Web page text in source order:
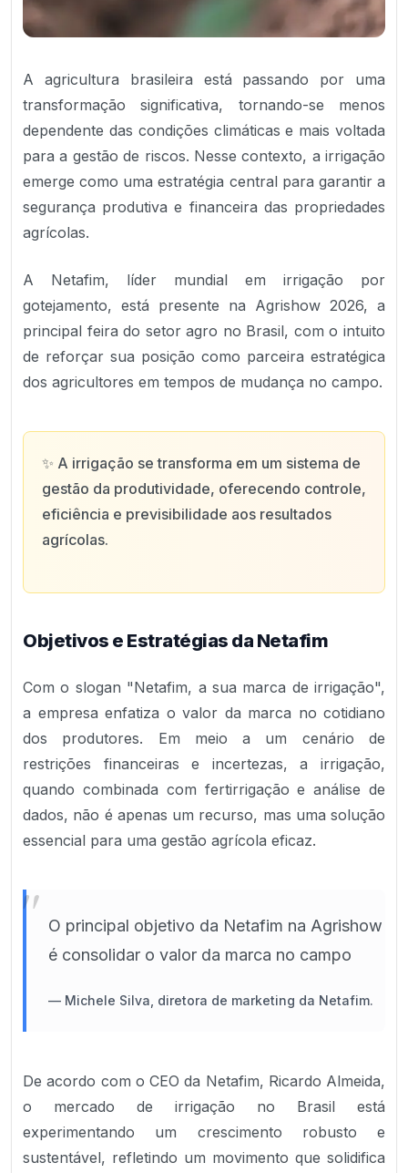
A agricultura brasileira está passando por uma
transformação significativa, tornando-se menos
dependente das condições climáticas e mais voltada
para a gestão de riscos. Nesse contexto, a irrigação
emerge como uma estratégia central para garantir a
segurança produtiva e financeira das propriedades
agrícolas.
A Netafim, líder mundial em irrigação por
gotejamento, está presente na Agrishow 2026, a
principal feira do setor agro no Brasil, com o intuito
de reforçar sua posição como parceira estratégica
dos agricultores em tempos de mudança no campo.
✨ A irrigação se transforma em um sistema de
gestão da produtividade, oferecendo controle,
eficiência e previsibilidade aos resultados
agrícolas.
Objetivos e Estratégias da Netafim
Com o slogan "Netafim, a sua marca de irrigação",
a empresa enfatiza o valor da marca no cotidiano
dos produtores. Em meio a um cenário de
restrições financeiras e incertezas, a irrigação,
quando combinada com fertirrigação e análise de
dados, não é apenas um recurso, mas uma solução
essencial para uma gestão agrícola eficaz.
" O principal objetivo da Netafim na Agrishow
é consolidar o valor da marca no campo
— Michele Silva, diretora de marketing da Netafim.
De acordo com o CEO da Netafim, Ricardo Almeida,
o mercado de irrigação no Brasil está
experimentando um crescimento robusto e
sustentável, refletindo um movimento que solidifica